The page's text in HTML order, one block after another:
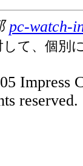
pc-watch-
て、個別
Impress
reserved.